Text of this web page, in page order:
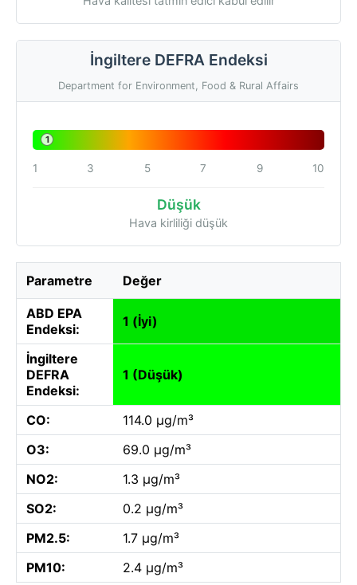
İngiltere DEFRA Endeksi
Department for Environment, Food & Rural Affairs
1
1 3 5 7 9 10
Düşük
Hava kirliliği düşük
Parametre Değer
ABD EPA
Endeksi:
1 (İyi)
İngiltere
DEFRA
Endeksi:
1 (Düşük)
CO:
114.0 µg/m³
O3:
69.0 µg/m³
NO2:
1.3 µg/m³
SO2:
0.2 µg/m³
PM2.5:
1.7 µg/m³
PM10:
2.4 µg/m³